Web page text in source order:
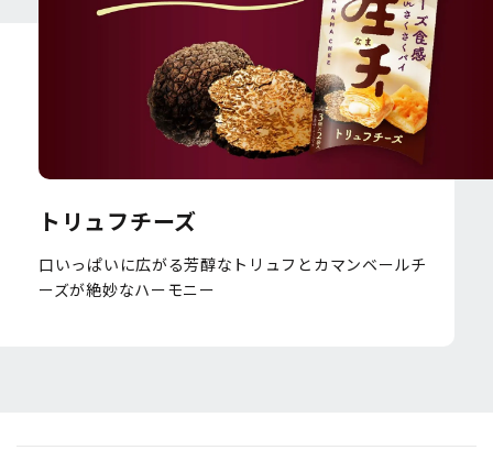
トリュフチーズ
口いっぱいに広がる芳醇なトリュフとカマンベールチ
ーズが絶妙なハーモニー